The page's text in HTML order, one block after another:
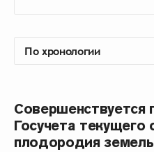
Совершенствуется
Госучета текущего
плодородия земель